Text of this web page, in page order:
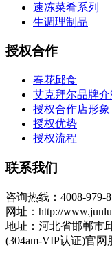
速冻菜肴系列
生调理制品
授权合作
春花邱食
艾克拜尔品牌介
授权合作店形象
授权优势
授权流程
联系我们
咨询热线：4008-979-
网址：http://
地址：河北省邯郸市
(304am-VIP认证)官网